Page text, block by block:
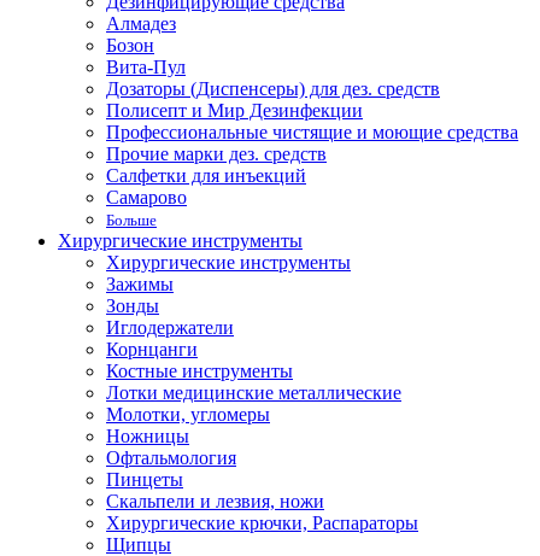
Алмадез
Бозон
Вита-Пул
Дозаторы (Диспенсеры) для дез. средств
Полисепт и Мир Дезинфекции
Профессиональные чистящие и моющие средства
Прочие марки дез. средств
Салфетки для инъекций
Самарово
Больше
Хирургические инструменты
Хирургические инструменты
Зажимы
Зонды
Иглодержатели
Корнцанги
Костные инструменты
Лотки медицинские металлические
Молотки, угломеры
Ножницы
Офтальмология
Пинцеты
Скальпели и лезвия, ножи
Хирургические крючки, Распараторы
Щипцы